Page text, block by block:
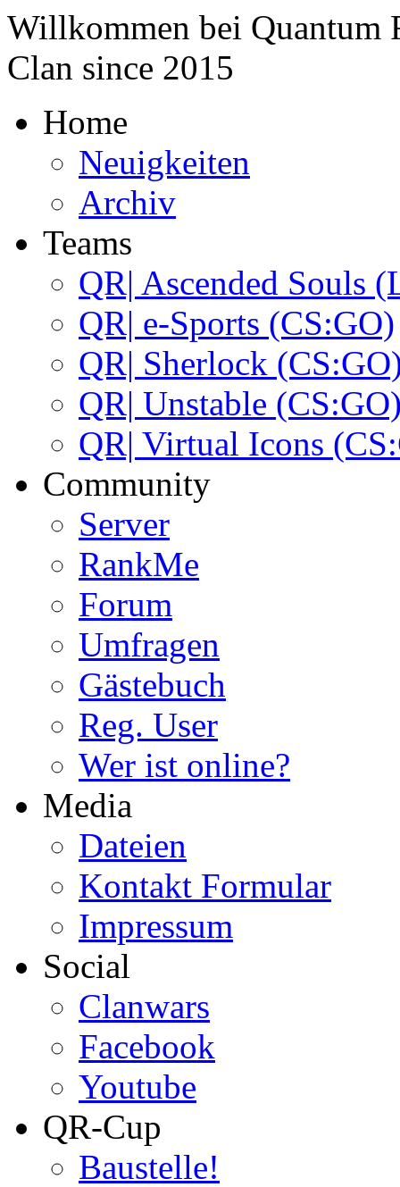
Willkommen bei Quantum
Clan since 2015
Home
Neuigkeiten
Archiv
Teams
QR| Ascended Souls
QR| e-Sports (CS:GO)
QR| Sherlock
QR| Unstable
QR| Virtual Icons
Community
Server
RankMe
Forum
Umfragen
Gästebuch
Reg. User
Wer ist online?
Media
Dateien
Kontakt Formular
Impressum
Social
Clanwars
Facebook
Youtube
QR-Cup
Baustelle!